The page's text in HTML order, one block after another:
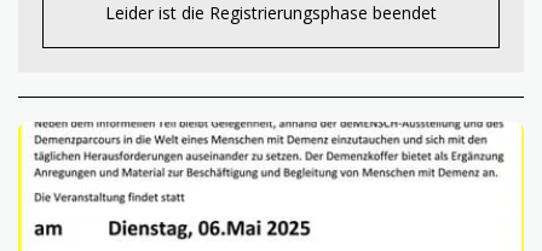
Leider ist die Registrierungsphase beendet